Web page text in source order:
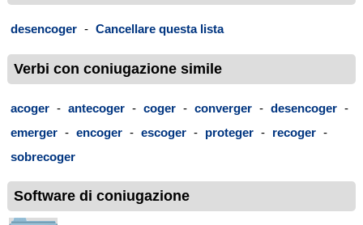
desencoger - Cancellare questa lista
Verbi con coniugazione simile
acoger - antecoger - coger - converger - desencoger -
emerger - encoger - escoger - proteger - recoger -
sobrecoger
Software di coniugazione